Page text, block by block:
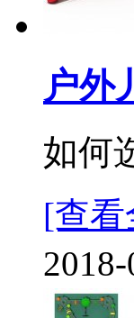
户外
如何
[查看